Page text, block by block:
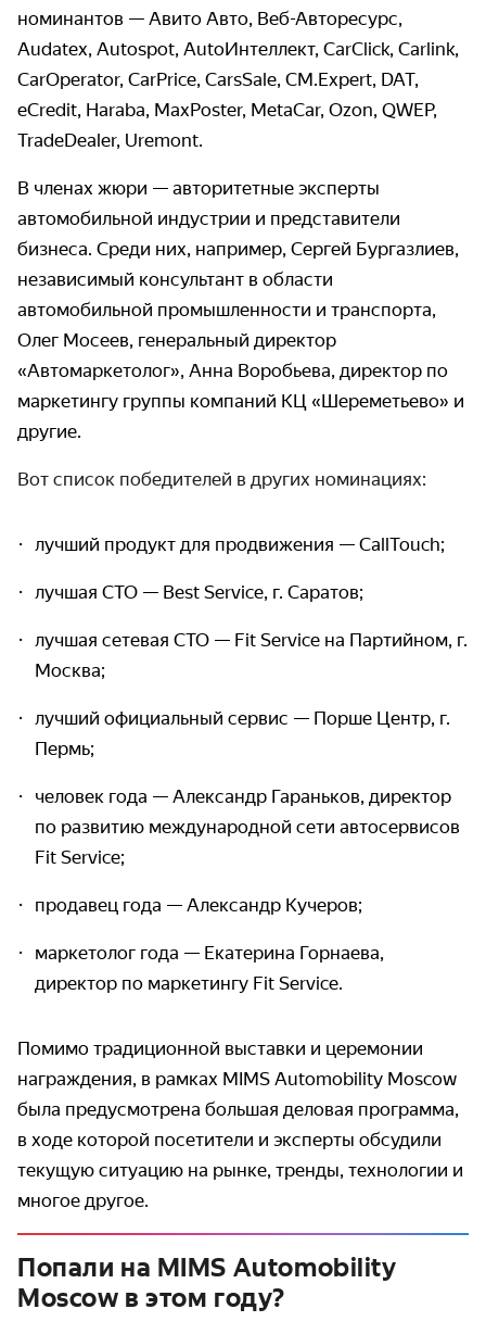
номинантов — Авито Авто, Веб-Авторесурс,
Audatex, Autospot, AutoИнтеллект, CarClick, Carlink,
CarOperator, CarPrice, CarsSale, CM.Expert, DAT,
eCredit, Haraba, MaxPoster, MetaCar, Ozon, QWEP,
TradeDealer, Uremont.
В членах жюри — авторитетные эксперты
автомобильной индустрии и представители
бизнеса. Среди них, например, Сергей Бургазлиев,
независимый консультант в области
автомобильной промышленности и транспорта,
Олег Мосеев, генеральный директор
«Автомаркетолог», Анна Воробьева, директор по
маркетингу группы компаний КЦ «Шереметьево» и
другие.
Вот список победителей в других номинациях:
лучший продукт для продвижения — CallTouch;
лучшая СТО — Best Service, г. Саратов;
лучшая сетевая СТО — Fit Service на Партийном, г.
Москва;
лучший официальный сервис — Порше Центр, г.
Пермь;
человек года — Александр Гараньков, директор
по развитию международной сети автосервисов
Fit Service;
продавец года — Александр Кучеров;
маркетолог года — Екатерина Горнаева,
директор по маркетингу Fit Service.
Помимо традиционной выставки и церемонии
награждения, в рамках MIMS Automobility Moscow
была предусмотрена большая деловая программа,
в ходе которой посетители и эксперты обсудили
текущую ситуацию на рынке, тренды, технологии и
многое другое.
Попали на MIMS Automobility
Moscow в этом году?